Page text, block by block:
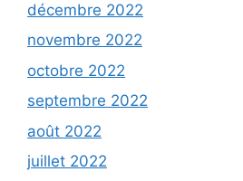
décembre 2022
novembre 2022
octobre 2022
septembre 2022
août 2022
juillet 2022